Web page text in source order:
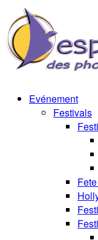
Evénement
Festivals